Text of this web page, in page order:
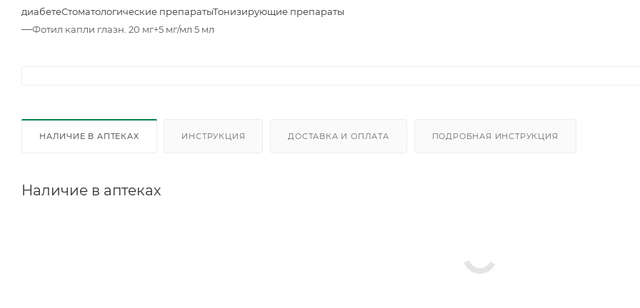
диабетеСтоматологические препаратыТонизирующие препараты
—Фотил капли глазн. 20 мг+5 мг/мл 5 мл
НАЛИЧИЕ В АПТЕКАХ ИНСТРУКЦИЯ ДОСТАВКА И ОПЛАТА ПОДРОБНАЯ ИНСТРУКЦИЯ
Наличие в аптеках